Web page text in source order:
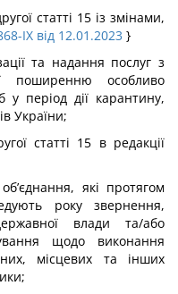
статті 15 із змінами,
IX від 12.01.2023 }
та надання послуг з
поширенню особливо
у період дії карантину,
України;
статті 15 в редакції
які протягом
року звернення,
влади та/або
щодо виконання
місцевих та інших